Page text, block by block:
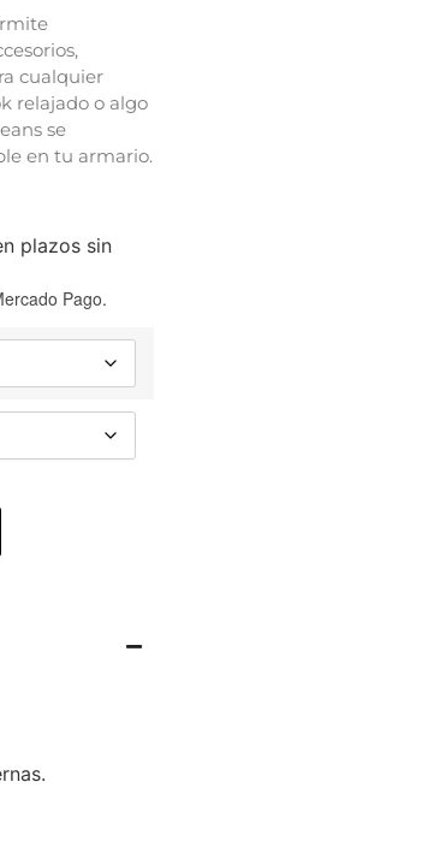
cualquier
relajado o algo
se
en tu armario.
Pago.